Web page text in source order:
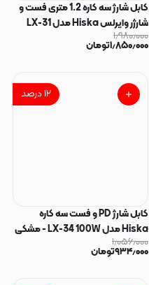
کابل شارژ سه کاره 1.2 متری فست و
شارژر وایرلس Hiska مدل LX-31
100W - مشکی کد 140435
۱٫۹۸۰٫۰۰۰
۱٫۸۵۰٫۰۰۰تومان
۱۲درصد
کابل شارژ PD و فست سه کاره
Hiska مدل LX-34 100W - مشکی
کد 140428
۱٫۰۵۶٫۰۰۰
۹۳۴٫۰۰۰تومان